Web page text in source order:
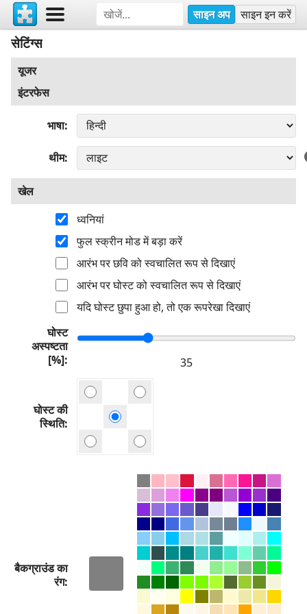
साइन अप साइन इन करें
सेटिंग्स
यूजर
इंटरफेस
भाषा
थीम
खेल
ध्वनियां
फुल स्क्रीन मोड में बड़ा करें
आरंभ पर छवि को स्वचालित रूप से दिखाएं
आरंभ पर घोस्ट को स्वचालित रूप से दिखाएं
यदि घोस्ट छुपा हुआ हो, तो एक रूपरेखा दिखाएं
घोस्ट
अस्पष्टता
[%]
घोस्ट की
स्थिति
बैकग्राउंड का
रंग